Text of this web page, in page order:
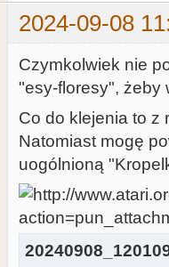
2024-09-08
Czymkolwiek nie
"esy-floresy", żeby
Co do klejenia to z
Natomiast mogę
uogólnioną